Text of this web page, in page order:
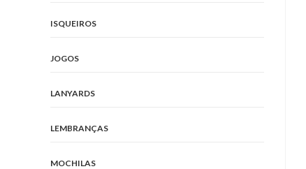
ISQUEIROS
JOGOS
LANYARDS
LEMBRANÇAS
MOCHILAS